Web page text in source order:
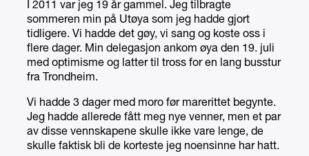
I 2011 var jeg 19 år gammel. Jeg tilbragte
sommeren min på Utøya som jeg hadde gjort
tidligere. Vi hadde det gøy, vi sang og koste oss i
flere dager. Min delegasjon ankom øya den 19. juli
med optimisme og latter til tross for en lang busstur
fra Trondheim.
Vi hadde 3 dager med moro før marerittet begynte.
Jeg hadde allerede fått meg nye venner, men et par
av disse vennskapene skulle ikke vare lenge, de
skulle faktisk bli de korteste jeg noensinne har hatt.